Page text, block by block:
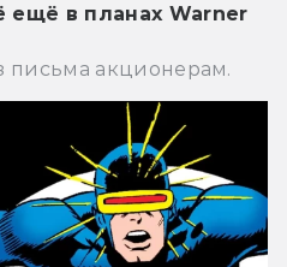
ещё в планах Warner
письма акционерам.